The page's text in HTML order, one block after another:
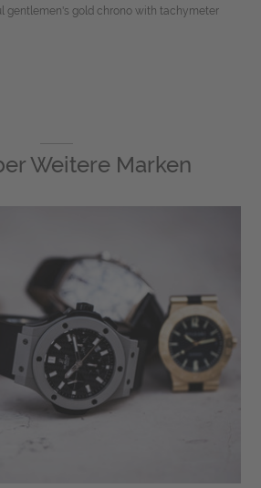
gentlemen's gold chrono with tachymeter
Weitere Marken